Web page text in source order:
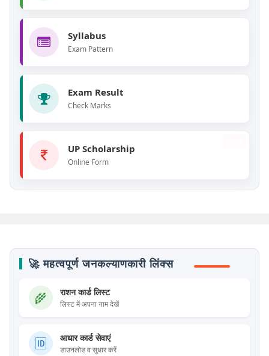
Syllabus
Exam Pattern
Exam Result
Check Marks
UP Scholarship
Online Form
🚀 महत्वपूर्ण जनकल्याणकारी लिंक्स
🌾 राशन कार्ड लिस्ट
लिस्ट में अपना नाम देखें
🆔 आधार कार्ड सेवाएं
डाउनलोड व सुधार करें